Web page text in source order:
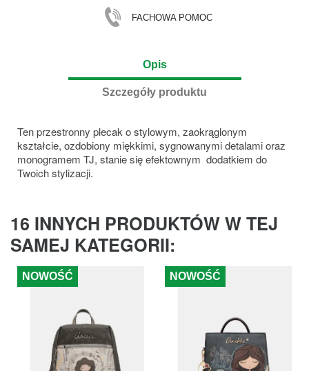
FACHOWA POMOC
Opis
Szczegóły produktu
Ten przestronny plecak o stylowym, zaokrąglonym
kształcie, ozdobiony miękkimi, sygnowanymi detalami oraz
monogramem TJ, stanie się efektownym dodatkiem do
Twoich stylizacji.
16 INNYCH PRODUKTÓW W TEJ
SAMEJ KATEGORII:
NOWOŚĆ NOWOŚĆ